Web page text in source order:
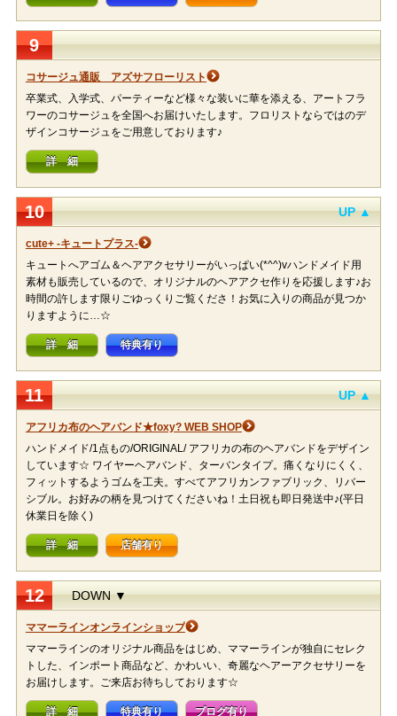
9
コサージュ通販 アズサフローリスト
卒業式、入学式、パーティーなど様々な装いに華を添える、アートフラ
ワーのコサージュを全国へお届けいたします。フロリストならではのデ
ザインコサージュをご用意しております♪
詳 細
10 UP ▲
cute+ -キュートプラス-
キュートへアゴム＆ヘアアクセサリーがいっぱい(*^^)vハンドメイド用
素材も販売しているので、オリジナルのヘアアクセ作りを応援します♪お
時間の許します限りごゆっくりご覧くださ！お気に入りの商品が見つか
りますように…☆
詳 細 特典有り
11 UP ▲
アフリカ布のヘアバンド★foxy? WEB SHOP
ハンドメイド/1点もの/ORIGINAL/ アフリカの布のヘアバンドをデザイン
しています☆ ワイヤーヘアバンド、ターバンタイプ。痛くなりにくく、
フィットするようゴムを工夫。すべてアフリカンファブリック、リバー
シブル。お好みの柄を見つけてくださいね！土日祝も即日発送中♪(平日
休業日を除く)
詳 細 店舗有り
12 DOWN ▼
ママーラインオンラインショップ
ママーラインのオリジナル商品をはじめ、ママーラインが独自にセレク
トした、インポート商品など、かわいい、奇麗なヘアーアクセサリーを
お届けします。ご来店お待ちしております☆
詳 細 特典有り ブログ有り